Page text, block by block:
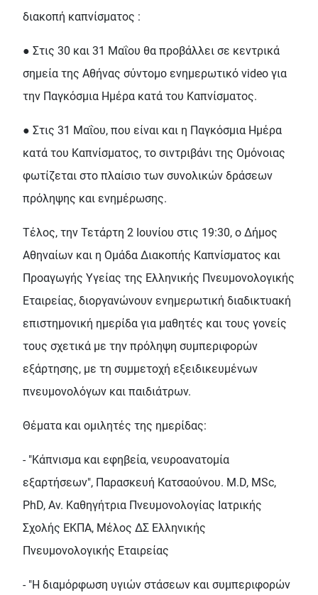
διακοπή καπνίσματος :
● Στις 30 και 31 Μαΐου θα προβάλλει σε κεντρικά
σημεία της Αθήνας σύντομο ενημερωτικό video για
την Παγκόσμια Ημέρα κατά του Καπνίσματος.
● Στις 31 Μαΐου, που είναι και η Παγκόσμια Ημέρα
κατά του Καπνίσματος, το σιντριβάνι της Ομόνοιας
φωτίζεται στο πλαίσιο των συνολικών δράσεων
πρόληψης και ενημέρωσης.
Τέλος, την Τετάρτη 2 Ιουνίου στις 19:30, ο Δήμος
Αθηναίων και η Ομάδα Διακοπής Καπνίσματος και
Προαγωγής Υγείας της Ελληνικής Πνευμονολογικής
Εταιρείας, διοργανώνουν ενημερωτική διαδικτυακή
επιστημονική ημερίδα για μαθητές και τους γονείς
τους σχετικά με την πρόληψη συμπεριφορών
εξάρτησης, με τη συμμετοχή εξειδικευμένων
πνευμονολόγων και παιδιάτρων.
Θέματα και ομιλητές της ημερίδας:
- "Κάπνισμα και εφηβεία, νευροανατομία
εξαρτήσεων", Παρασκευή Κατσαούνου. M.D, MSc,
PhD, Αν. Καθηγήτρια Πνευμονολογίας Ιατρικής
Σχολής ΕΚΠΑ, Μέλος ΔΣ Ελληνικής
Πνευμονολογικής Εταιρείας
- "Η διαμόρφωση υγιών στάσεων και συμπεριφορών